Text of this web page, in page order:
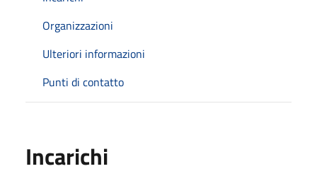
Organizzazioni
Ulteriori informazioni
Punti di contatto
Incarichi